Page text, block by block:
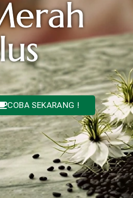
COBA SEKARANG !